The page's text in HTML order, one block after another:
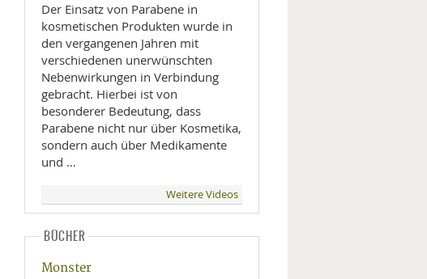
Der Einsatz von Parabene in
kosmetischen Produkten wurde in
den vergangenen Jahren mit
verschiedenen unerwünschten
Nebenwirkungen in Verbindung
gebracht. Hierbei ist von
besonderer Bedeutung, dass
Parabene nicht nur über Kosmetika,
sondern auch über Medikamente
und …
Weitere Videos
BÜCHER
Monster